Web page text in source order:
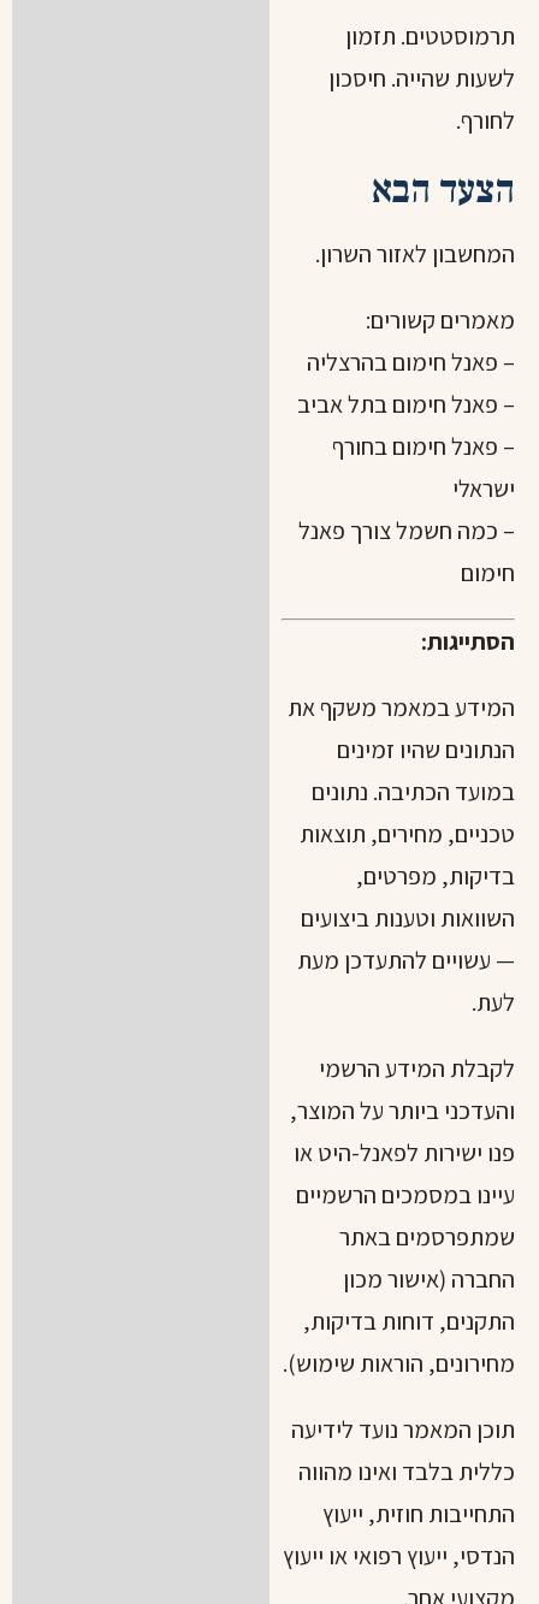
תרמוסטטים. תזמון
לשעות שהייה. חיסכון
לחורף.
הצעד הבא
המחשבון לאזור השרון.
מאמרים קשורים:
– פאנל חימום בהרצליה
– פאנל חימום בתל אביב
– פאנל חימום בחורף
ישראלי
– כמה חשמל צורך פאנל
חימום
הסתייגות:
המידע במאמר משקף את
הנתונים שהיו זמינים
במועד הכתיבה. נתונים
טכניים, מחירים, תוצאות
בדיקות, מפרטים,
השוואות וטענות ביצועים
— עשויים להתעדכן מעת
לעת.
לקבלת המידע הרשמי
והעדכני ביותר על המוצר,
פנו ישירות לפאנל-היט או
עיינו במסמכים הרשמיים
שמתפרסמים באתר
החברה (אישור מכון
התקנים, דוחות בדיקות,
מחירונים, הוראות שימוש).
תוכן המאמר נועד לידיעה
כללית בלבד ואינו מהווה
התחייבות חוזית, ייעוץ
הנדסי, ייעוץ רפואי או ייעוץ